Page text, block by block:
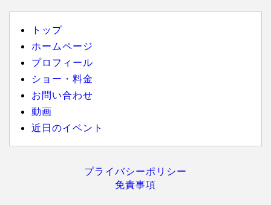
トップ
ホームページ
プロフィール
ショー・料金
お問い合わせ
動画
近日のイベント
プライバシーポリシー
免責事項